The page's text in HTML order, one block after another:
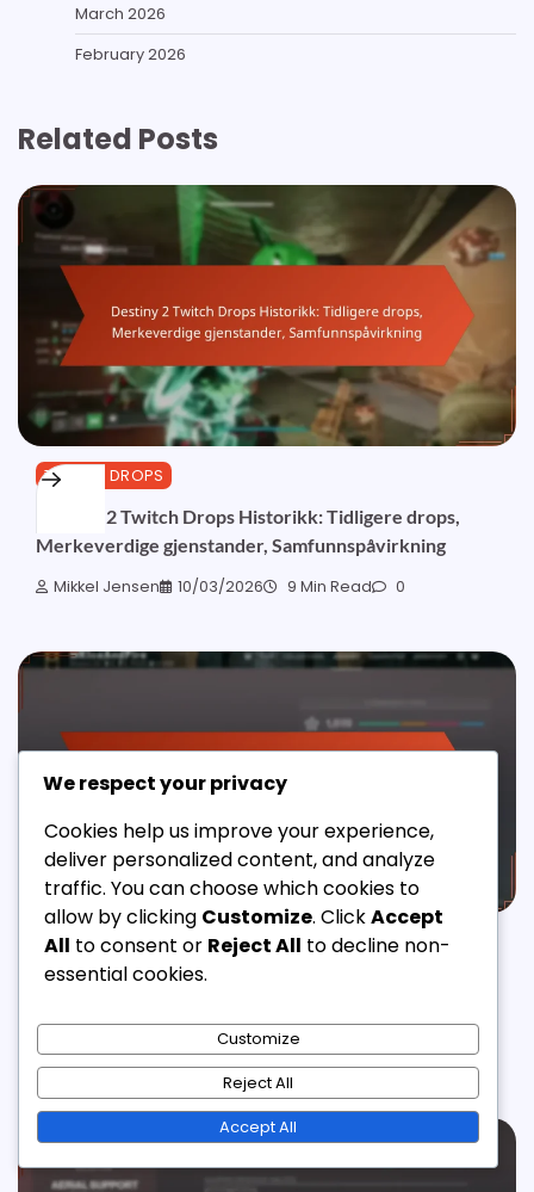
March 2026
February 2026
Related Posts
TWITCH DROPS
Destiny 2 Twitch Drops Historikk: Tidligere drops,
Merkeverdige gjenstander, Samfunnspåvirkning
Mikkel Jensen 10/03/2026 9 Min Read 0
TWITCH DROPS
Destiny 2 Twitch Drops Anmeldelser: Samfunnets
Mikkel Jensen 27/02/2026 10 Min Read 0
We respect your privacy
Cookies help us improve your experience,
deliver personalized content, and analyze
traffic. You can choose which cookies to
allow by clicking Customize. ClickAccept
All to consent or Reject All to decline non-
essential cookies.
Customize
Reject All
Accept All